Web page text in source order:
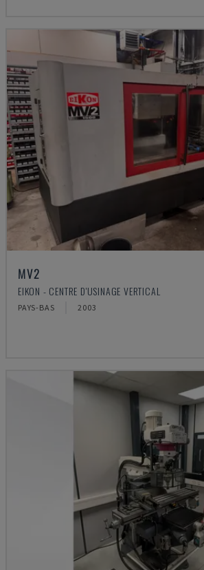
MV2
EIKON - CENTRE D'USINAGE VERTICAL
PAYS-BAS 2003